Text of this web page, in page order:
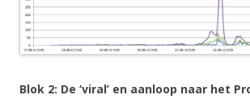
Blok 2: De ‘viral’ en aanloop naar het